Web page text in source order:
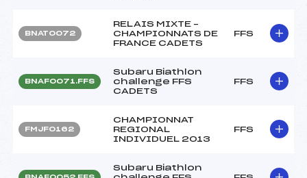
BNAT0072
RELAIS MIXTE –
CHAMPIONNATS DE
FRANCE CADETS
FFS
BNAF0071.FFS
Subaru Biathlon
challenge FFS
CADETS
FFS
FMJF0162
CHAMPIONNAT
REGIONAL
INDIVIDUEL 2013
FFS
Subaru Biathlon